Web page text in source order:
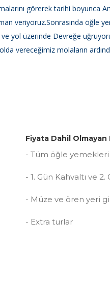
görerek tarihi
veriyoruz.Sonrasında öğle
üzerinde Devreğe
vereceğimiz molaların
Fiyata Dahil
- Tüm öğle yemekleri
- 1. Gün Kahvaltı ve
- Müze ve ören yeri
- Extra turlar